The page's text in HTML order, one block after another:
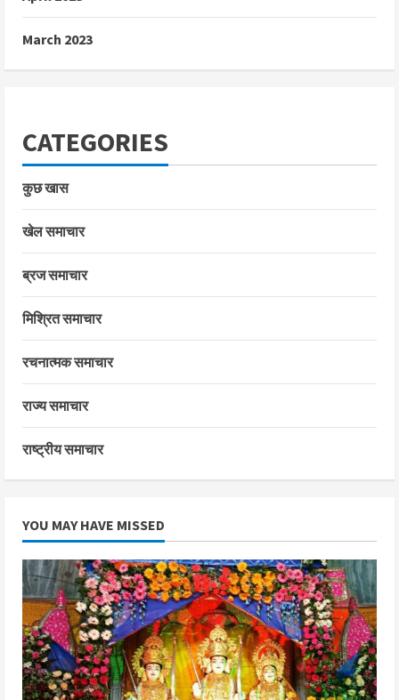
March 2023
CATEGORIES
कुछ खास
खेल समाचार
ब्रज समाचार
मिश्रित समाचार
रचनात्मक समाचार
राज्य समाचार
राष्ट्रीय समाचार
YOU MAY HAVE MISSED